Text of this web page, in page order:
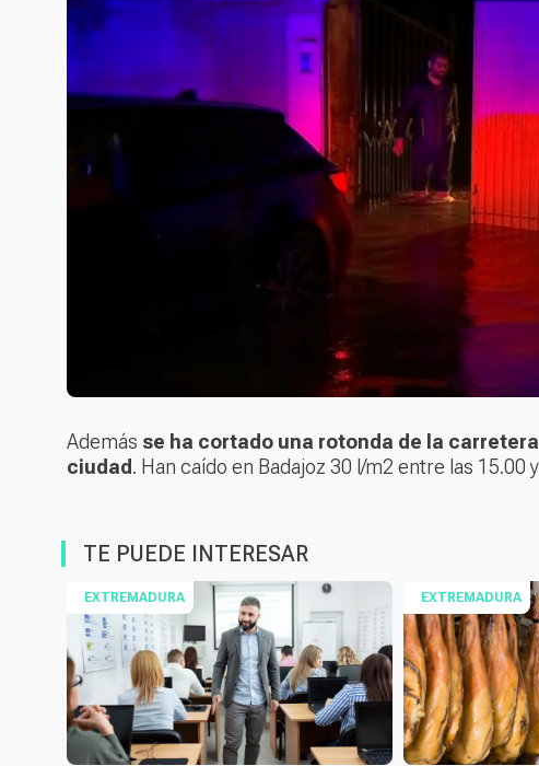
Además se ha cortado una rotonda de la
ciudad. Han caído en Badajoz 30 l/m2 entre las 15.00
TE PUEDE INTERESAR
EXTREMADURA EXTREMADURA